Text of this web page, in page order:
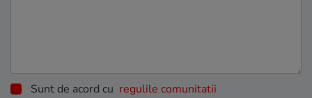
Sunt de acord cu regulile comunitatii